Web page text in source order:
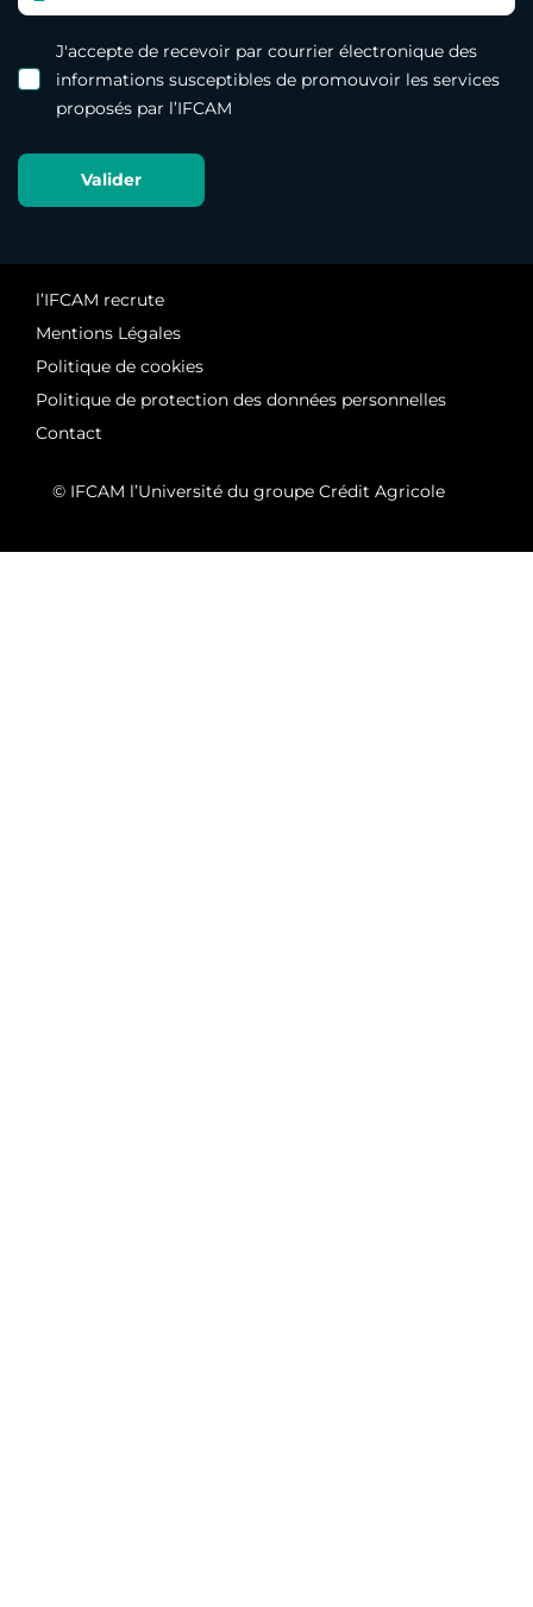
J'accepte de recevoir par courrier électronique des
informations susceptibles de promouvoir les services
proposés par l’IFCAM
l’IFCAM recrute
Mentions Légales
Politique de cookies
Politique de protection des données personnelles
Contact
© IFCAM l’Université du groupe Crédit Agricole